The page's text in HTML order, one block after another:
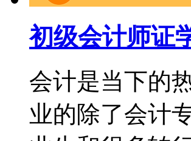
初级会计师证
会计是当下的
业的除了会计